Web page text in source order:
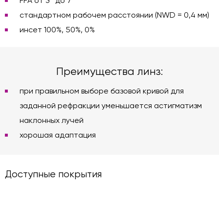
стандартном рабочем расстоянии (NWD = 0,4 мм)
инсет 100%, 50%, 0%
Преимущества линз:
при правильном выборе базовой кривой для
заданной рефракции уменьшается астигматизм
наклонных лучей
хорошая адаптация
Доступные покрытия